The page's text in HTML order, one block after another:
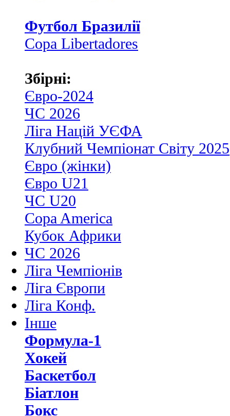
Футбол Бразилії
Copa Libertadores
Збірні:
Євро-2024
ЧС 2026
Ліга Націй УЄФА
Клубний Чемпіонат Світу 2025
Євро (жінки)
Євро U21
ЧС U20
Copa America
Кубок Африки
ЧС 2026
Ліга Чемпіонів
Ліга Європи
Ліга Конф.
Інше
Формула-1
Хокей
Баскетбол
Біатлон
Бокс